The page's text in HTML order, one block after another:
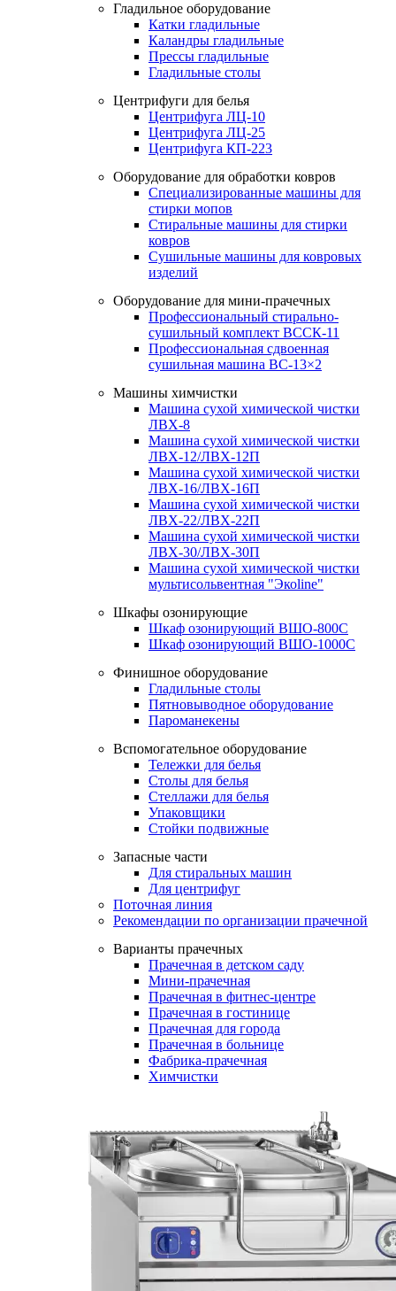
Гладильное оборудование
Катки гладильные
Каландры гладильные
Прессы гладильные
Гладильные столы
Центрифуги для белья
Центрифуга ЛЦ-10
Центрифуга ЛЦ-25
Центрифуга КП-223
Оборудование для обработки ковров
Специализированные машины для
стирки мопов
Стиральные машины для стирки
ковров
Сушильные машины для ковровых
изделий
Оборудование для мини-прачечных
Профессиональный стирально-
сушильный комплект ВССК-11
Профессиональная сдвоенная
сушильная машина ВС-13×2
Машины химчистки
Машина сухой химической чистки
ЛВХ-8
Машина сухой химической чистки
ЛВХ-12/ЛВХ-12П
Машина сухой химической чистки
ЛВХ-16/ЛВХ-16П
Машина сухой химической чистки
ЛВХ-22/ЛВХ-22П
Машина сухой химической чистки
ЛВХ-30/ЛВХ-30П
Машина сухой химической чистки
мультисольвентная "Экоline"
Шкафы озонирующие
Шкаф озонирующий ВШО-800С
Шкаф озонирующий ВШО-1000С
Финишное оборудование
Гладильные столы
Пятновыводное оборудование
Пароманекены
Вспомогательное оборудование
Тележки для белья
Столы для белья
Стеллажи для белья
Упаковщики
Стойки подвижные
Запасные части
Для стиральных машин
Для центрифуг
Поточная линия
Рекомендации по организации прачечной
Варианты прачечных
Прачечная в детском саду
Мини-прачечная
Прачечная в фитнес-центре
Прачечная в гостинице
Прачечная для города
Прачечная в больнице
Фабрика-прачечная
Химчистки